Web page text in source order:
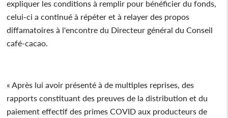
expliquer les conditions à remplir pour bénéficier du fonds,
celui-ci a continué à répéter et à relayer des propos
diffamatoires à l'encontre du Directeur général du Conseil
café-cacao.
« Après lui avoir présenté à de multiples reprises, des
rapports constituant des preuves de la distribution et du
paiement effectif des primes COVID aux producteurs de